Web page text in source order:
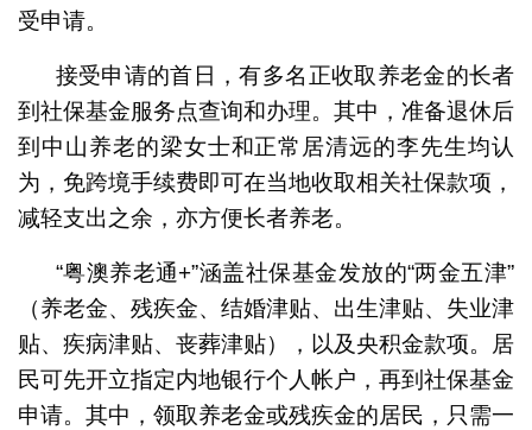
受申请。
接受申请的首日，有多名正收取养老金的长者
到社保基金服务点查询和办理。其中，准备退休后
到中山养老的梁女士和正常居清远的李先生均认
为，免跨境手续费即可在当地收取相关社保款项，
减轻支出之余，亦方便长者养老。
“粤澳养老通+”涵盖社保基金发放的“两金五津”
（养老金、残疾金、结婚津贴、出生津贴、失业津
贴、疾病津贴、丧葬津贴），以及央积金款项。居
民可先开立指定内地银行个人帐户，再到社保基金
申请。其中，领取养老金或残疾金的居民，只需一